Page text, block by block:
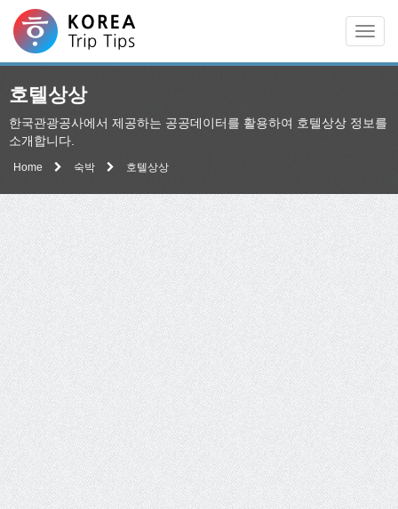
호텔상상
한국관광공사에서 제공하는 공공데이터를 활용하여 호텔상상 정보를
소개합니다.
Home 숙박 호텔상상